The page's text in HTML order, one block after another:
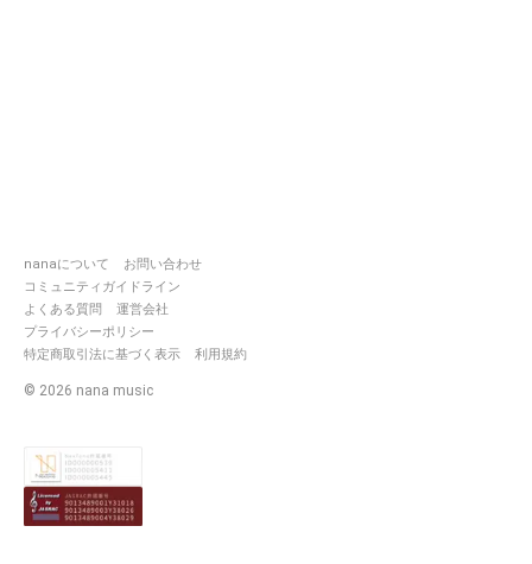
nanaについて
お問い合わせ
コミュニティガイドライン
よくある質問
運営会社
プライバシーポリシー
特定商取引法に基づく表示
利用規約
© 2026 nana music